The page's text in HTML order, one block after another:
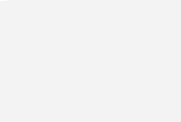
en bestemt variant kan ikke